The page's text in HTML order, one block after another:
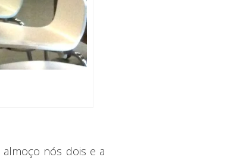
almoço nós dois e a